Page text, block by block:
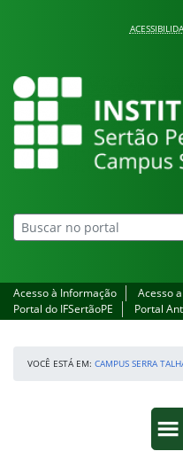
Campus
Acesso à Informação Acesso
Portal do IFSertãoPE
Portal
VOCÊ ESTÁ EM: CAMPUS SERRA